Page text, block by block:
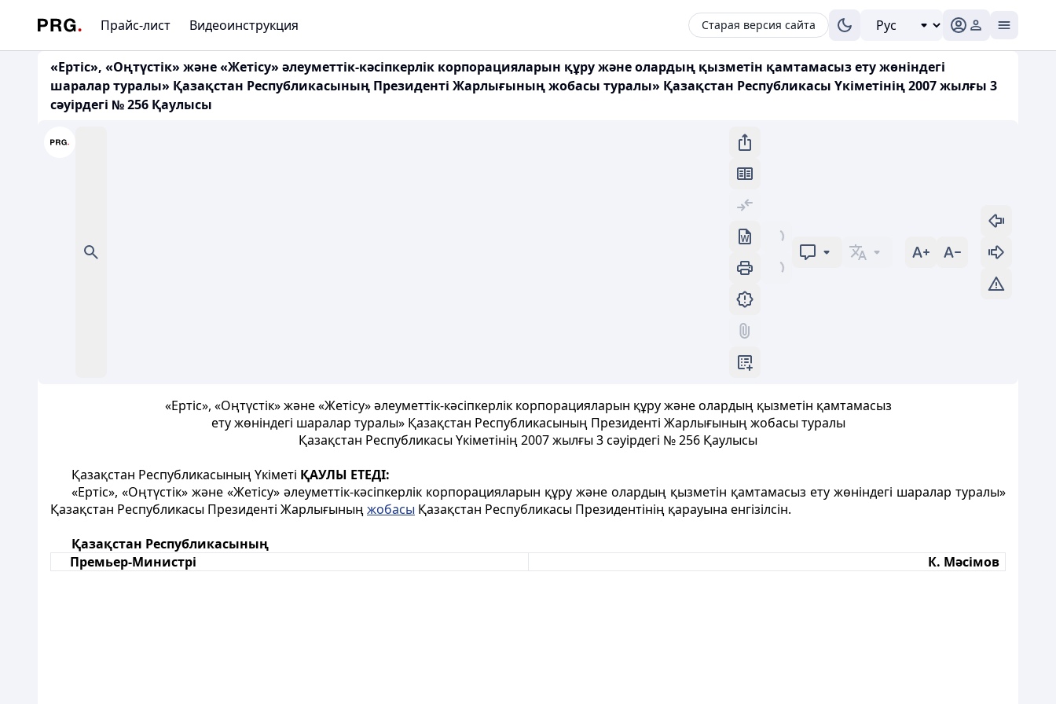
Прайс-лист Видеоинструкция Старая версия сайта
«Ертіс», «Оңтүстік» және «Жетісу» әлеуметтік-кәсіпкерлік корпорацияларын құру және олардың қызметін қамтамасыз ету жөніндегі
шаралар туралы» Қазақстан Республикасының Президенті Жарлығының жобасы туралы» Қазақстан Республикасы Үкіметінің 2007 жылғы 3
сәуірдегі № 256 Қаулысы
«Ертіс», «Оңтүстік» және «Жетісу» әлеуметтік-кәсіпкерлік корпорацияларын құру және олардың қызметін қамтамасыз
ету жөніндегі шаралар туралы» Қазақстан Республикасының Президенті Жарлығының жобасы туралы
Қазақстан Республикасы Үкіметінің 2007 жылғы 3 сәуірдегі № 256 Қаулысы
Қазақстан Республикасының Үкіметі ҚАУЛЫ ЕТЕДІ:
«Ертіс», «Оңтүстік» және «Жетісу» әлеуметтік-кәсіпкерлік корпорацияларын құру және олардың қызметін қамтамасыз ету жөніндегі шаралар туралы»
Қазақстан Республикасы Президенті Жарлығыныңжобасы Қазақстан Республикасы Президентінің қарауына енгізілсін.
Қазақстан Республикасының
Премьер-Министрі
К. Мәсімов